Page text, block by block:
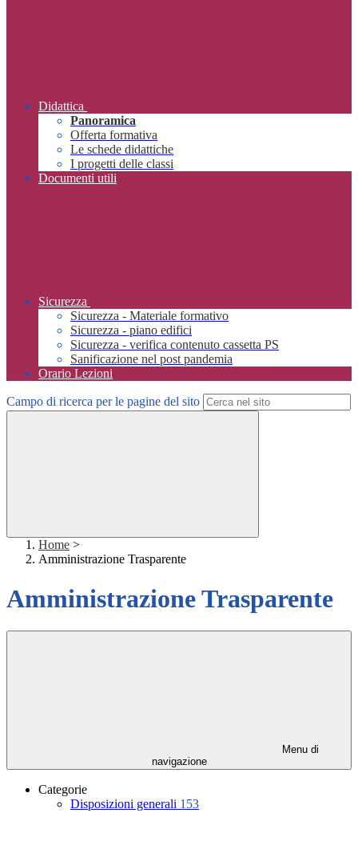
Didattica
Panoramica
Offerta formativa
Le schede didattiche
I progetti delle classi
Documenti utili
Sicurezza
Sicurezza - Materiale formativo
Sicurezza - piano edifici
Sicurezza - verifica contenuto cassetta PS
Sanificazione nel post pandemia
Orario Lezioni
Campo di ricerca per le pagine del sito
Home >
Amministrazione Trasparente
Amministrazione Trasparente
Menu di
navigazione
Categorie
Disposizioni generali 153